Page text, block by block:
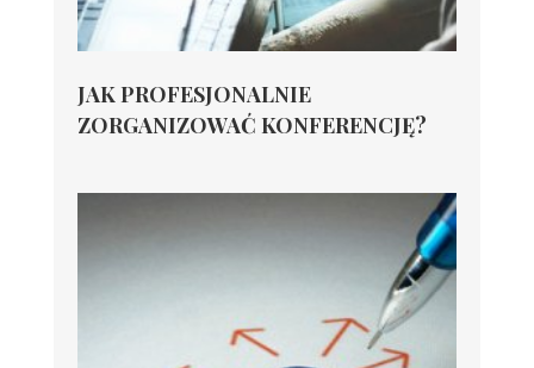
JAK PROFESJONALNIE
ZORGANIZOWAĆ KONFERENCJĘ?